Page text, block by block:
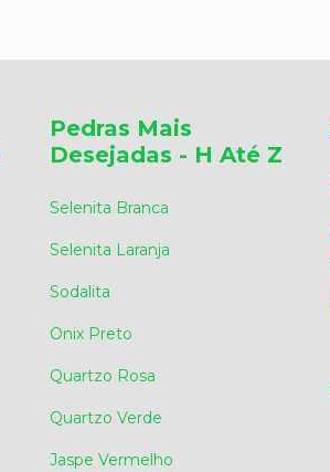
Pedras Mais
Desejadas - H Até Z
Selenita Branca
Selenita Laranja
Sodalita
Onix Preto
Quartzo Rosa
Quartzo Verde
Jaspe Vermelho